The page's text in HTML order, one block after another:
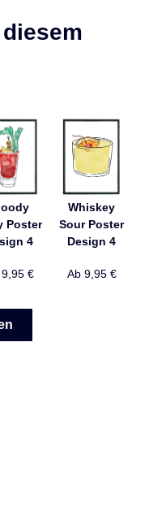
Poster
4
9,95 €
Whiskey
Sour Poster
Design 4
Ab 9,95 €